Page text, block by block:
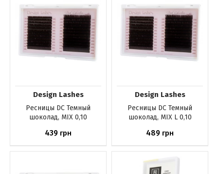
Design Lashes
Ресницы DС Темный
шоколад, MIX 0,10
439 грн
Design Lashes
Ресницы DС Темный
шоколад, MIX L 0,10
489 грн
Нет в наличии